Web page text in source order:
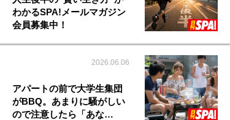
わかるSPA!メールマガジン
会員募集中！
2026.06.06
アパートの前で大学生集団
がBBQ。あまりに騒がしい
ので注意したら「あな…